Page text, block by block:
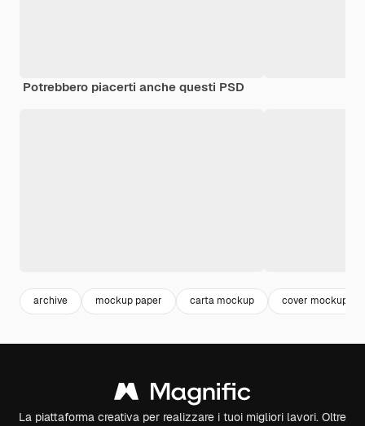
Potrebbero piacerti anche questi PSD
archive mockup paper carta mockup cover mockup
La piattaforma creativa per realizzare i tuoi migliori lavori. Oltre